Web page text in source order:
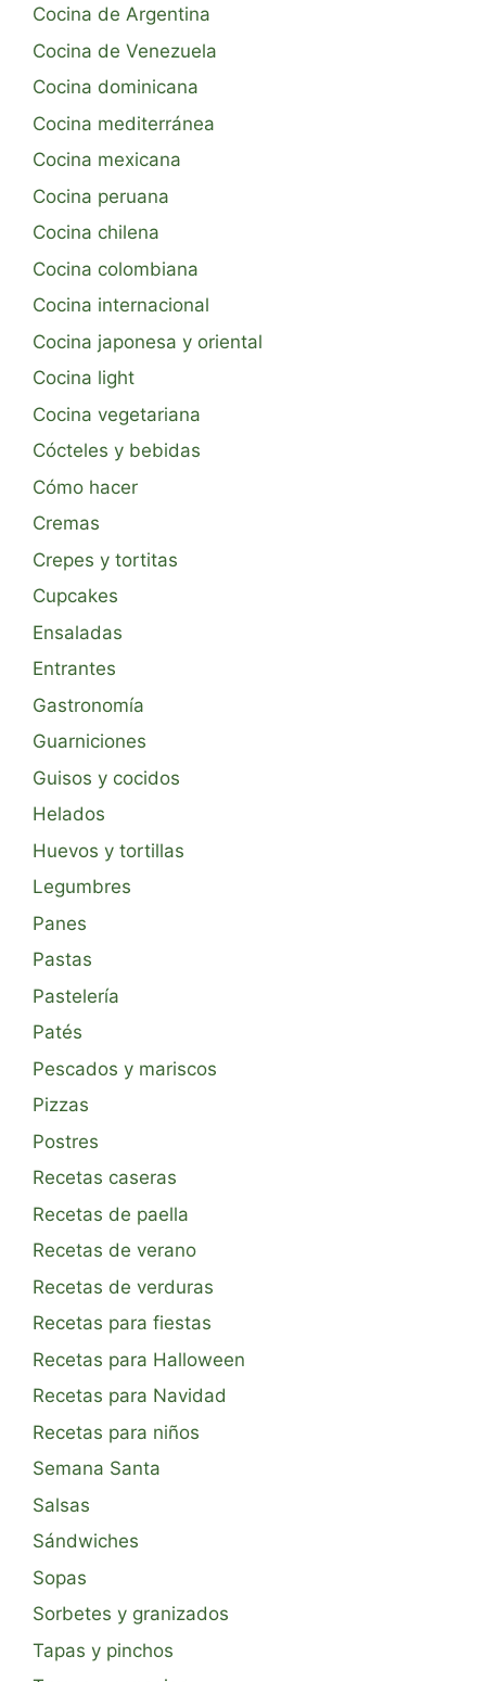
Cocina de Argentina
Cocina de Venezuela
Cocina dominicana
Cocina mediterránea
Cocina mexicana
Cocina peruana
Cocina chilena
Cocina colombiana
Cocina internacional
Cocina japonesa y oriental
Cocina light
Cocina vegetariana
Cócteles y bebidas
Cómo hacer
Cremas
Crepes y tortitas
Cupcakes
Ensaladas
Entrantes
Gastronomía
Guarniciones
Guisos y cocidos
Helados
Huevos y tortillas
Legumbres
Panes
Pastas
Pastelería
Patés
Pescados y mariscos
Pizzas
Postres
Recetas caseras
Recetas de paella
Recetas de verano
Recetas de verduras
Recetas para fiestas
Recetas para Halloween
Recetas para Navidad
Recetas para niños
Semana Santa
Salsas
Sándwiches
Sopas
Sorbetes y granizados
Tapas y pinchos